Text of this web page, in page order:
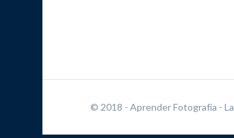
© 2018 - Aprender Fotografía - La